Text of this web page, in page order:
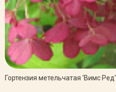
Гортензия метельчатая 'Вимс Ред'